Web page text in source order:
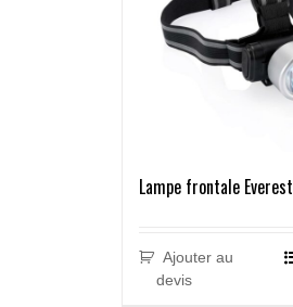
Lampe frontale Everest
Ajouter au
devis